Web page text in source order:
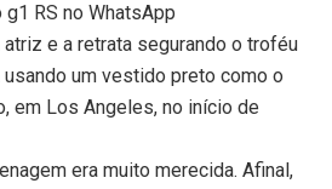
RS no WhatsApp
e a retrata segurando o troféu
um vestido preto como o
em Los Angeles, no início de
era muito merecida. Afinal,